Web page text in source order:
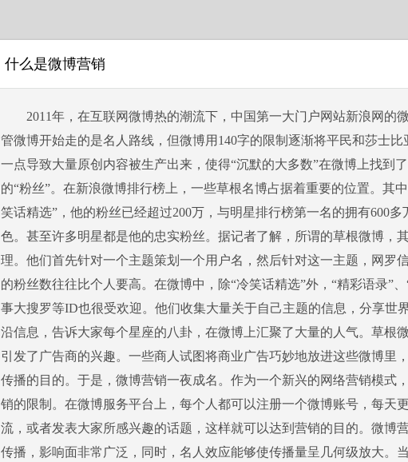
什么是微博营销
2011年，在互联网微博热的潮流下，中国第一大门户网站新浪网的
管微博开始走的是名人路线，但微博用140字的限制逐渐将平民和莎士
一点导致大量原创内容被生产出来，使得“沉默的大多数”在微博上找到
的“粉丝”。在新浪微博排行榜上，一些草根名博占据着重要的位置。其
笑话精选”，他的粉丝已经超过200万，与明星排行榜第一名的拥有600
色。甚至许多明星都是他的忠实粉丝。据记者了解，所谓的草根微博，
理。他们首先针对一个主题策划一个用户名，然后针对这一主题，网罗
的粉丝数往往比个人要高。在微博中，除“冷笑话精选”外，“精彩语录”、
事大搜罗等ID也很受欢迎。他们收集大量关于自己主题的信息，分享世
沿信息，告诉大家每个星座的八卦，在微博上汇聚了大量的人气。草根
引发了广告商的兴趣。一些商人试图将商业广告巧妙地放进这些微博里
传播的目的。于是，微博营销一夜成名。作为一个新兴的网络营销模式
销的限制。在微博服务平台上，每个人都可以注册一个微博账号，每天
流，或者发表大家所感兴趣的话题，这样就可以达到营销的目的。微博
传播，影响面非常广泛，同时，名人效应能够使传播量呈几何级放大。